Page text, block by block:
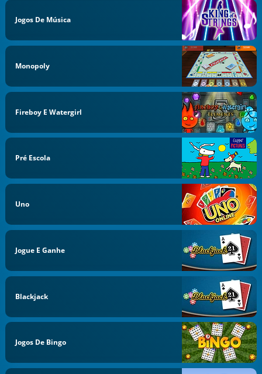
Jogos De Música
Monopoly
Fireboy E Watergirl
Pré Escola
Uno
Jogue E Ganhe
Blackjack
Jogos De Bingo